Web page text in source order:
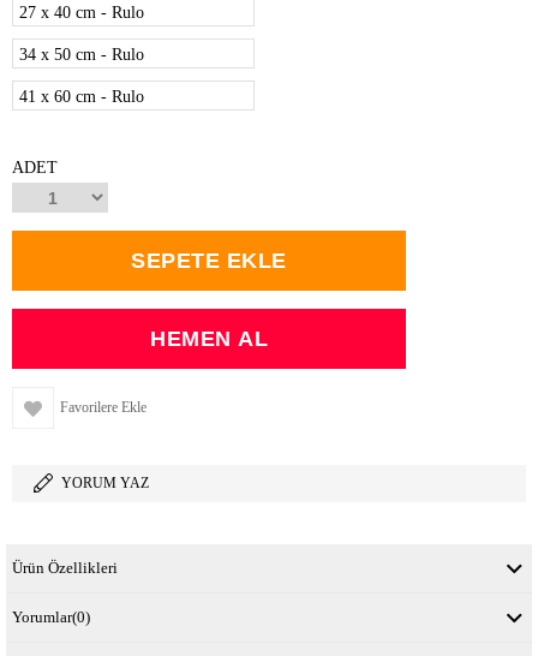
27 x 40 cm - Rulo
34 x 50 cm - Rulo
41 x 60 cm - Rulo
ADET
Favorilere Ekle
YORUM YAZ
Ürün Özellikleri
Yorumlar(0)